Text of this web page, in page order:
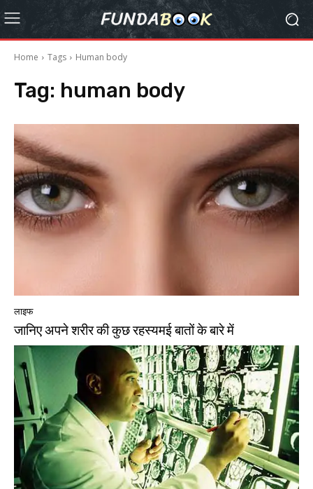
Home Tags Human body
Tag: human body
लाइफ
जानिए अपने शरीर की कुछ रहस्यमई बातों के बारे में